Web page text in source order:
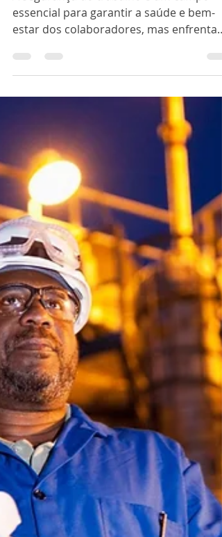
A segurança do trabalho é um campo
essencial para garantir a saúde e bem-
inúmeros desafios que...